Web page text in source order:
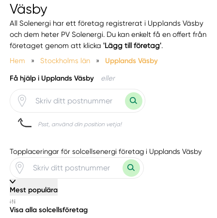
Väsby
All Solenergi har ett företag registrerat i Upplands Väsby
och dem heter PV Solenergi. Du kan enkelt få en offert från
företaget genom att klicka'Lägg till företag'.
Hem
» Stockholms län » Upplands Väsby
Få hjälp i Upplands Väsby eller
Psst, använd din position vetja!
Topplaceringar för solcellsenergi företag i Upplands Väsby
Mest populära
Visa alla solcellsföretag